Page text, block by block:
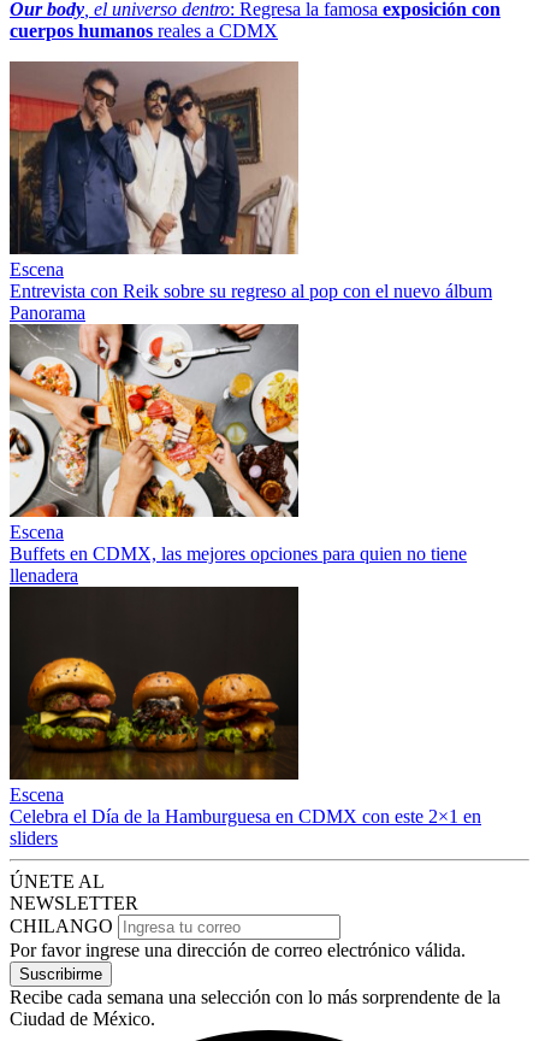
Our body , el universo dentro: Regresa la famosa exposición con
cuerpos humanos reales a CDMX
Escena
Entrevista con Reik sobre su regreso al pop con el nuevo álbum
Panorama
Escena
Buffets en CDMX, las mejores opciones para quien no tiene
llenadera
Escena
Celebra el Día de la Hamburguesa en CDMX con este 2×1 en
sliders
ÚNETE AL
NEWSLETTER
CHILANGO
Por favor ingrese una dirección de correo electrónico válida.
Suscribirme
Recibe cada semana una selección con lo más sorprendente de la
Ciudad de México.